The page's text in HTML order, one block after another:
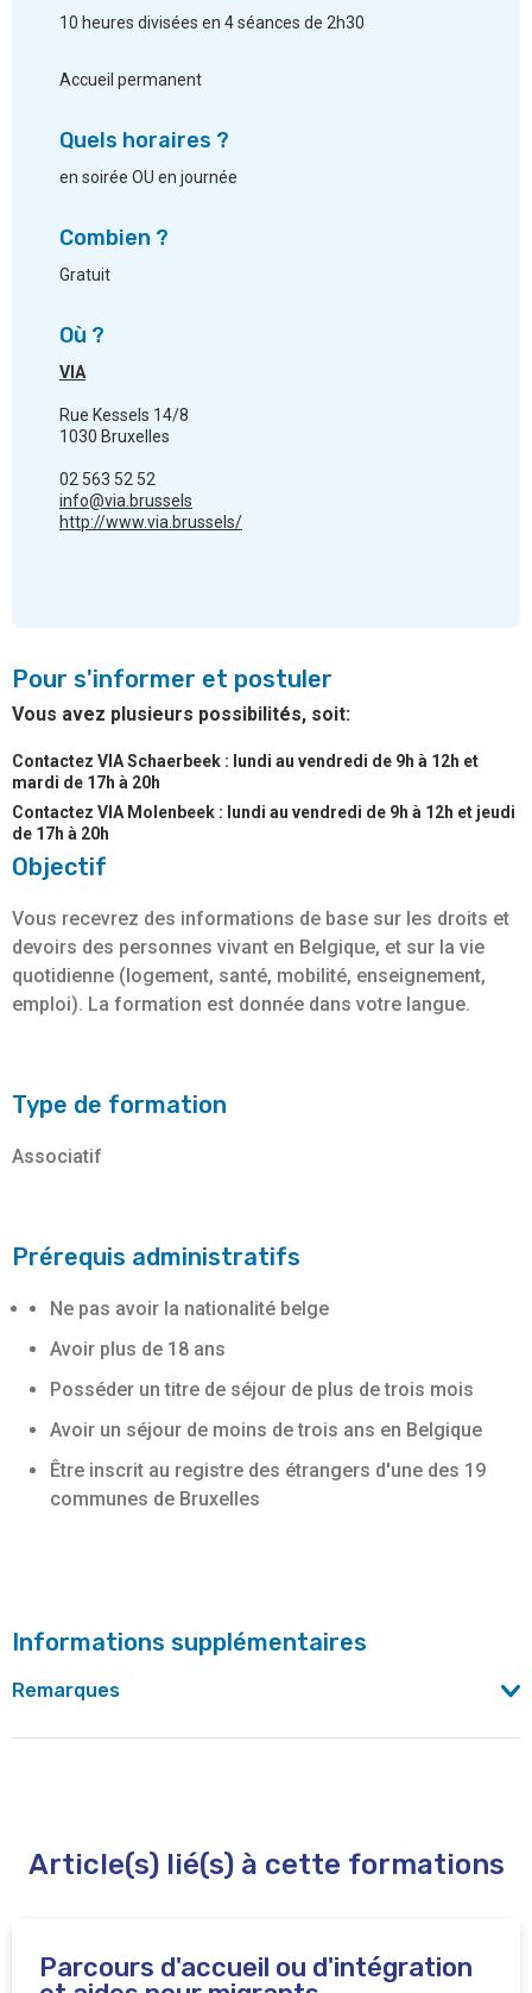
Objectif
Vous recevrez des informations de base sur les droits et
devoirs des personnes vivant en Belgique, et sur la vie
quotidienne (logement, santé, mobilité, enseignement,
emploi). La formation est donnée dans votre langue.
Type de formation
Associatif
Prérequis administratifs
Ne pas avoir la nationalité belge
Avoir plus de 18 ans
Posséder un titre de séjour de plus de trois mois
Avoir un séjour de moins de trois ans en Belgique
Être inscrit au registre des étrangers d'une des 19
communes de Bruxelles
Informations supplémentaires
Remarques
Bruxelles
10 heures divisées en 4 séances de 2h30
Accueil permanent
Quels horaires ?
en soirée OU en journée
Combien ?
Gratuit
Où ?
VIA
Rue Kessels 14/8
1030 Bruxelles
02 563 52 52
info@via.brussels
http://www.via.brussels/
Pour s'informer et postuler
Vous avez plusieurs possibilités, soit:
Contactez VIA Schaerbeek : lundi au vendredi de 9h à 12h et
mardi de 17h à 20h
Contactez VIA Molenbeek : lundi au vendredi de 9h à 12h et jeudi
de 17h à 20h
Article(s) lié(s) à cette formations
Parcours d'accueil ou d'intégration